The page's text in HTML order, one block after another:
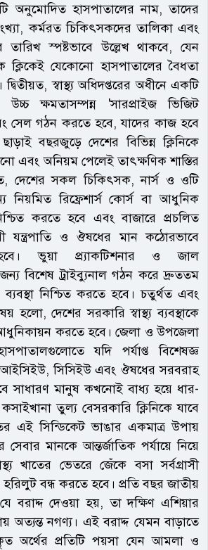
অনুমোদিত হাসপাতালের নাম, তাদের
কর্মরত চিকিৎসকদের তালিকা এবং
তারিখ স্পষ্টভাবে উল্লেখ থাকবে, যেন
ক্লিকেই যেকোনো হাসপাতালের বৈধতা
স্বাস্থ্য অধিদপ্তরের অধীনে একটি
উচ্চ ক্ষমতাসম্পন্ন 'সারপ্রাইজ ভিজিট
সেল গঠন করতে হবে, যাদের কাজ হবে
বছরজুড়ে দেশের বিভিন্ন ক্লিনিকে
এবং অনিয়ম পেলেই তাৎক্ষণিক শাস্তির
দেশের সকল চিকিৎসক, নার্স ও ওটি
নিয়মিত রিফ্রেশার্স কোর্স বা আধুনিক
করতে হবে এবং বাজারে প্রচলিত
যন্ত্রপাতি ও ঔষধের মান কঠোরভাবে
ভুয়া প্র্যাকটিশনার ও জাল
জন্য বিশেষ ট্রাইব্যুনাল গঠন করে দ্রুততম
ব্যবস্থা নিশ্চিত করতে হবে। চতুর্থত এবং
হলো, দেশের সরকারি স্বাস্থ্য ব্যবস্থাকে
করতে হবে। জেলা ও উপজেলা
যদি পর্যাপ্ত বিশেষজ্ঞ
সিসিইউ এবং ঔষধের সরবরাহ
সাধারণ মানুষ কখনোই বাধ্য হয়ে ধার-
তুল্য বেসরকারি ক্লিনিকে যাবে
এই সিন্ডিকেট ভাঙার একমাত্র উপায়
মানকে আন্তর্জাতিক পর্যায়ে নিয়ে
খাতের ভেতরে জেঁকে বসা সর্বগ্রাসী
হরিলুট বন্ধ করতে হবে। প্রতি বছর জাতীয়
যে বরাদ্দ দেওয়া হয়, তা দক্ষিণ এশিয়ার
অত্যন্ত নগণ্য। এই বরাদ্দ যেমন বাড়াতে
অর্থের প্রতিটি পয়সা যেন আমলা ও